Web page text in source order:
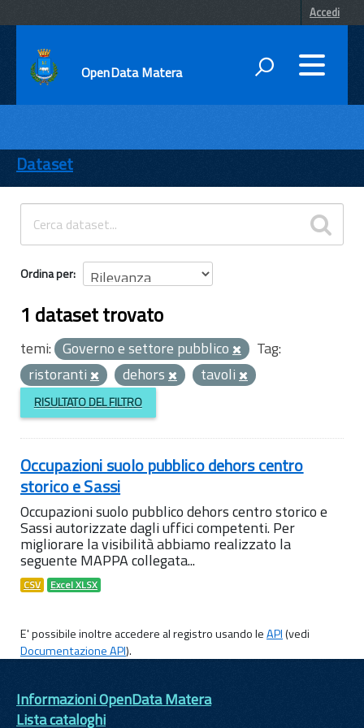
Accedi
OpenData Matera
ENTI
TEMI
INFORMAZIONI
Dataset
Ordina per
1 dataset trovato
temi: Governo e settore pubblico
Tag:
ristoranti
dehors tavoli
RISULTATO DEL FILTRO
Occupazioni suolo pubblico dehors centro
storico e Sassi
Occupazioni suolo pubblico dehors centro storico e
Sassi autorizzate dagli uffici competenti. Per
migliorare la visibilità abbiamo realizzato la
seguente MAPPA collegata...
CSV Excel XLSX
E' possibile inoltre accedere al registro usando leAPI(vedi
Documentazione API).
Informazioni OpenData Matera
Lista cataloghi